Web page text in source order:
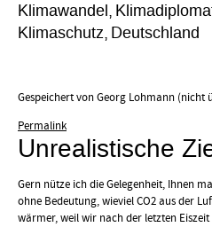
Klimawandel
Klimaschutz Deutschland
Gespeichert vonGeorg Lohmann (nicht
Permalink
Unrealistische
Gern nütze ich die Gelegenheit, Ihnen
ohne Bedeutung, wieviel CO2 aus der
wärmer, weil wir nach der letzten